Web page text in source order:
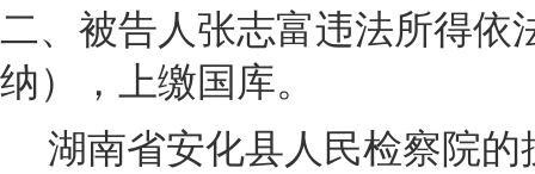
二、被告人张志富违法所得依
纳），上缴国库。
湖南省安化县人民检察院